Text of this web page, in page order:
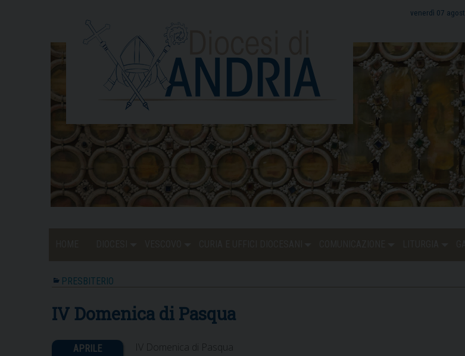
venerdì 07
PRESBITERIO
IV Domenica di Pasqua
IV Domenica di Pasqua